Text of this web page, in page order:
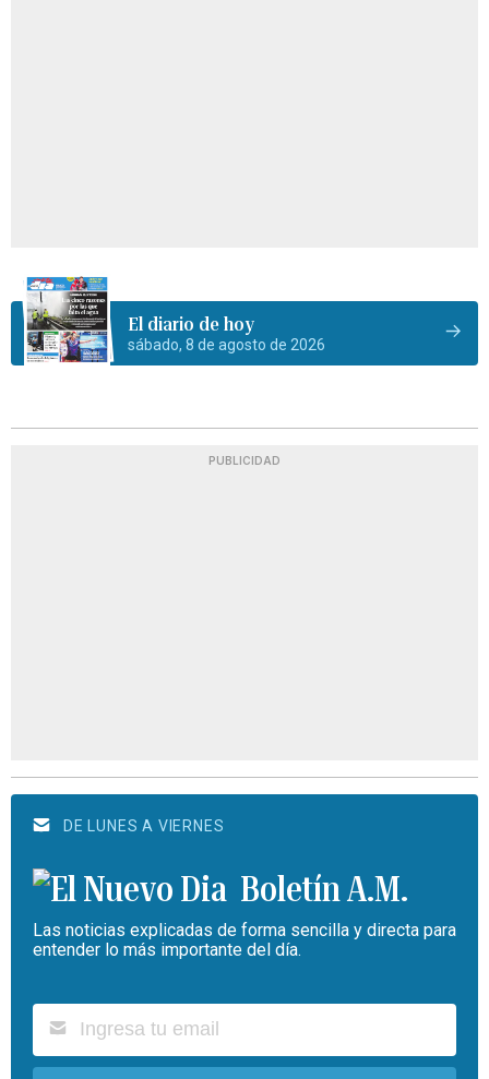
El diario de hoy
sábado, 8 de agosto de 2026
PUBLICIDAD
DE LUNES A VIERNES
Boletín A.M.
Las noticias explicadas de forma sencilla y directa para
entender lo más importante del día.